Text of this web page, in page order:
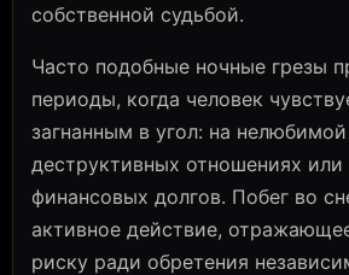
собственной судьбой.
Часто подобные ночные грезы
периоды, когда человек
загнанным в угол: на
деструктивных отношениях или
финансовых долгов. Побег во
активное действие,
риску ради обретения